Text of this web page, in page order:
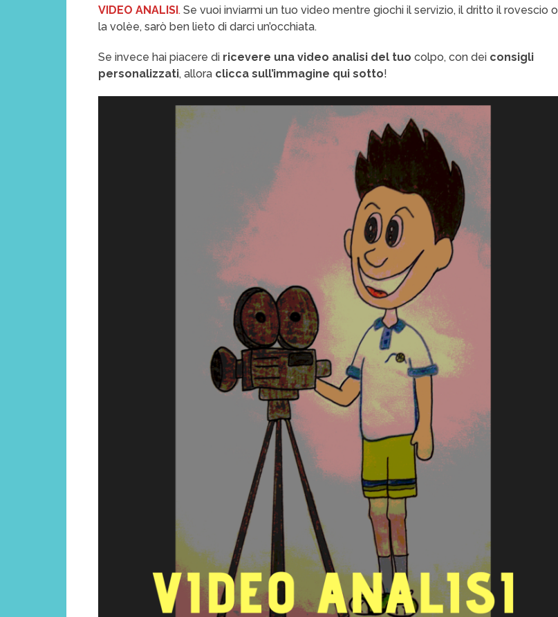
VIDEO ANALISI.Se vuoi inviarmi un tuo video mentre giochi il servizio, il dritto il rovescio o
la volèe, sarò ben lieto di darci un’occhiata.
Se invece hai piacere di ricevere una video analisi del tuocolpo, con dei consigli
personalizzati, allora clicca sull’immagine qui sotto!